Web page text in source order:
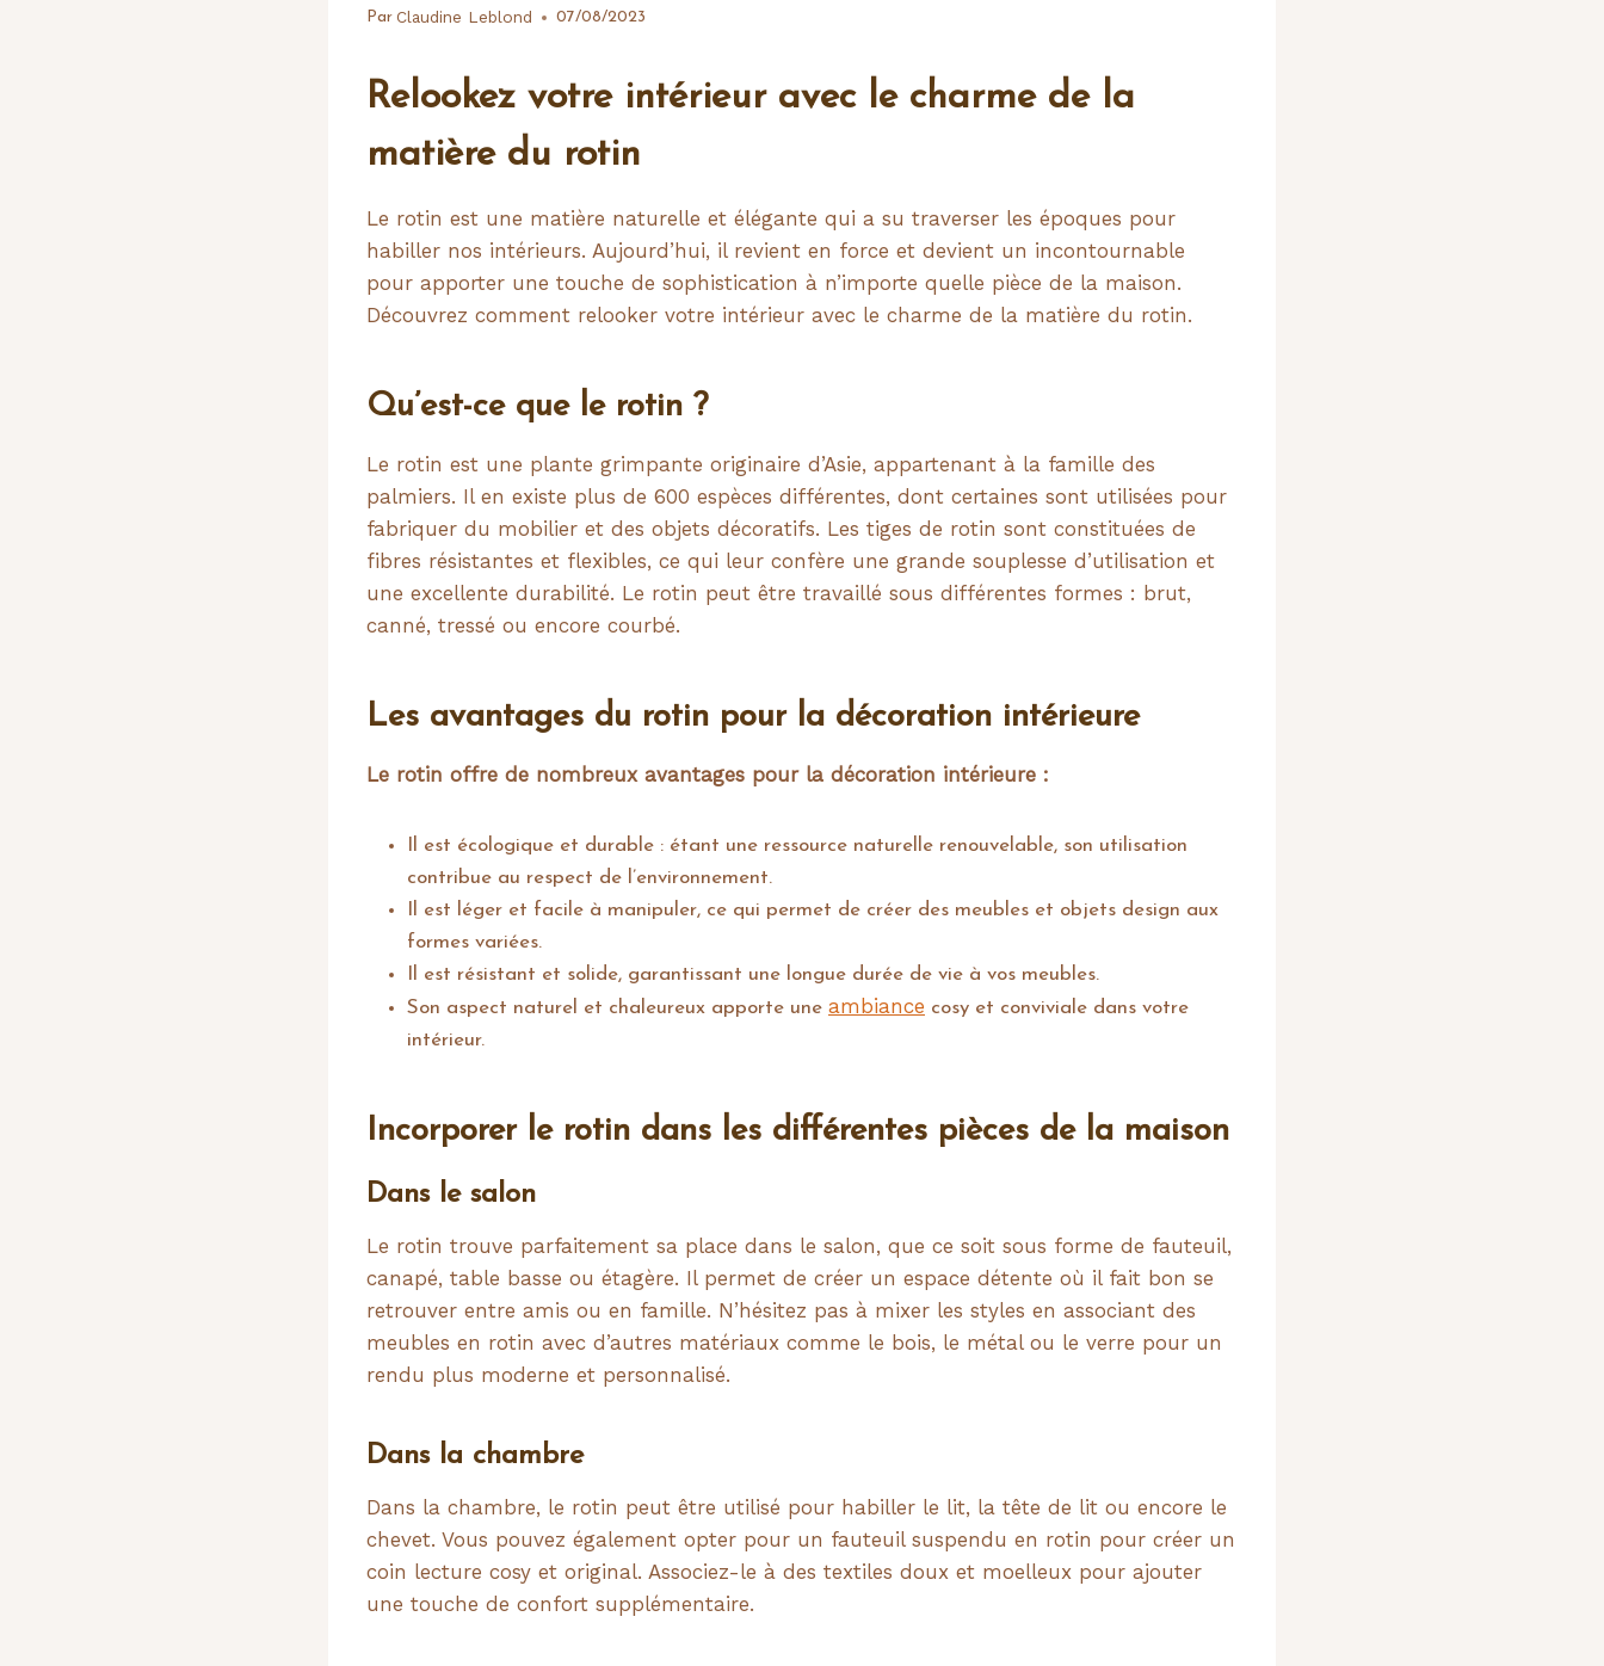
Par Claudine Leblond 07/08/2023
Relookez votre intérieur avec le charme de la
matière du rotin
Le rotin est une matière naturelle et élégante qui a su traverser les époques pour
habiller nos intérieurs. Aujourd’hui, il revient en force et devient un incontournable
pour apporter une touche de sophistication à n’importe quelle pièce de la maison.
Découvrez comment relooker votre intérieur avec le charme de la matière du rotin.
Qu’est-ce que le rotin ?
Le rotin est une plante grimpante originaire d’Asie, appartenant à la famille des
palmiers. Il en existe plus de 600 espèces différentes, dont certaines sont utilisées pour
fabriquer du mobilier et des objets décoratifs. Les tiges de rotin sont constituées de
fibres résistantes et flexibles, ce qui leur confère une grande souplesse d’utilisation et
une excellente durabilité. Le rotin peut être travaillé sous différentes formes : brut,
canné, tressé ou encore courbé.
Les avantages du rotin pour la décoration intérieure
Le rotin offre de nombreux avantages pour la décoration intérieure :
Il est écologique et durable : étant une ressource naturelle renouvelable, son utilisation
contribue au respect de l’environnement.
Il est léger et facile à manipuler, ce qui permet de créer des meubles et objets design aux
formes variées.
Il est résistant et solide, garantissant une longue durée de vie à vos meubles.
Son aspect naturel et chaleureux apporte une ambiance cosy et conviviale dans votre
intérieur.
Incorporer le rotin dans les différentes pièces de la maison
Dans le salon
Le rotin trouve parfaitement sa place dans le salon, que ce soit sous forme de fauteuil,
canapé, table basse ou étagère. Il permet de créer un espace détente où il fait bon se
retrouver entre amis ou en famille. N’hésitez pas à mixer les styles en associant des
meubles en rotin avec d’autres matériaux comme le bois, le métal ou le verre pour un
rendu plus moderne et personnalisé.
Dans la chambre
Dans la chambre, le rotin peut être utilisé pour habiller le lit, la tête de lit ou encore le
chevet. Vous pouvez également opter pour un fauteuil suspendu en rotin pour créer un
coin lecture cosy et original. Associez-le à des textiles doux et moelleux pour ajouter
une touche de confort supplémentaire.